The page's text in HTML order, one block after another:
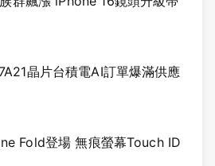
晶片台積電AI訂單爆滿供應
Fold登場 無痕螢幕Touch ID